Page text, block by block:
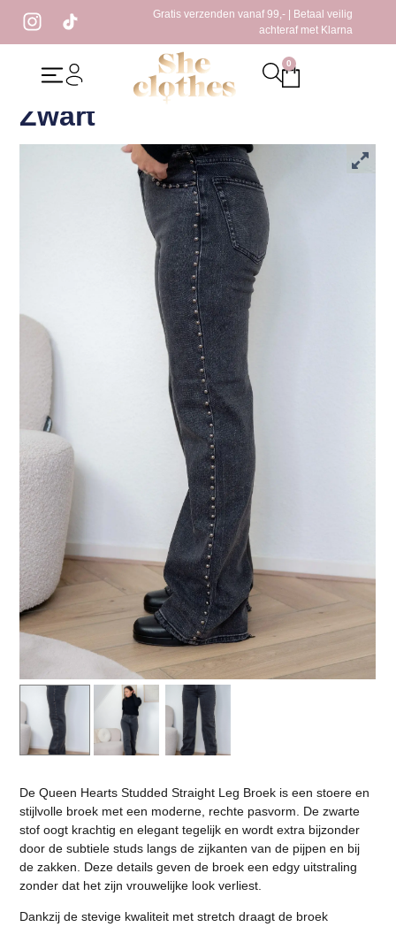
Gratis verzenden vanaf 99,- | Betaal veilig
achteraf met Klarna
0
Home/Kleding / Rox Broek met Studs, Zwart
Rox Broek met Studs,
Zwart
DeQueen Hearts Studded Straight Leg Broek is een stoere en
stijlvolle broek met een moderne, rechte pasvorm. De zwarte
stof oogt krachtig en elegant tegelijk en wordt extra bijzonder
door de subtiele studs langs de zijkanten van de pijpen en bij
de zakken. Deze details geven de broek een edgy uitstraling
zonder dat het zijn vrouwelijke look verliest.
Dankzij de stevige kwaliteit met stretch draagt de broek